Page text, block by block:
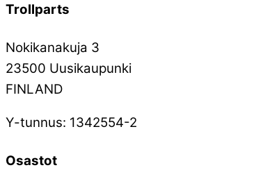
Trollparts
Nokikanakuja 3
23500 Uusikaupunki
FINLAND
Y-tunnus: 1342554-2
Osastot